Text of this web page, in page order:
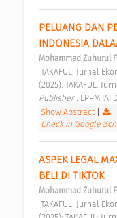
PELUANG DAN
INDONESIA
Mohammad Zuhurul
(2025): TAKAFUL:
Publisher : LPPM IAI
Show Abstract|
Check in Google
ASPEK LEGAL
BELI DI TIKTOK
Mohammad Zuhurul